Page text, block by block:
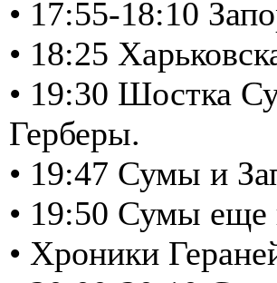
• 17:55-18:10
• 18:25
• 19:30 Шостка
Герберы.
• 19:47 Сумы и
• 19:50 Сумы еще
• Хроники